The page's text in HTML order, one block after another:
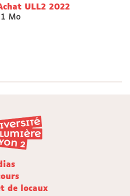
ULL2 2022
1 Mo
de locaux